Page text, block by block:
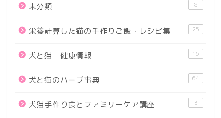
未分類 8
栄養計算した猫の手作りご飯・レシピ集 25
犬と猫 健康情報 15
犬と猫のハーブ事典 64
犬猫手作り食とファミリーケア講座 3